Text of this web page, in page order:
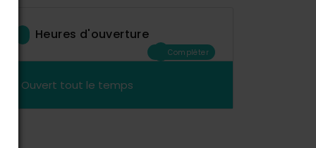
Heures d'ouverture
Compléter
Ouvert tout le temps